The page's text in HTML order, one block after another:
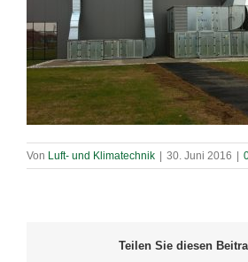
Von Luft- und Klimatechnik 30. Juni 2016
Teilen Sie diesen